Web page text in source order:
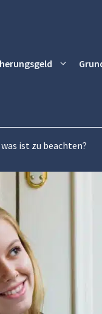
ist zu beachten?